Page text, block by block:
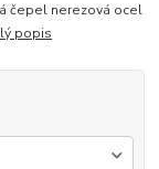
čepel nerezová ocel
popis